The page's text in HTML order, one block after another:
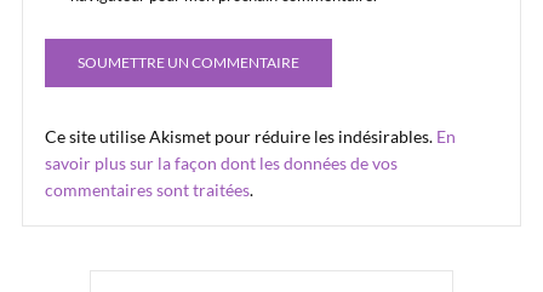
Ce site utilise Akismet pour réduire les indésirables. En
savoir plus sur la façon dont les données de vos
commentaires sont traitées.